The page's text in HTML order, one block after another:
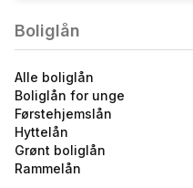
Boliglån
Alle boliglån
Boliglån for unge
Førstehjemslån
Hyttelån
Grønt boliglån
Rammelån